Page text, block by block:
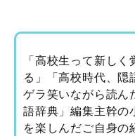
「高校生って新し
る」「高校時代、隠
ゲラ笑いながら読
語辞典」編集主幹の
を楽しんだご自身